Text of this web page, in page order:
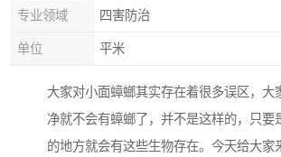
专业领域 四害防治
单位 平米
大家对小面蟑螂其实存在着很多误区，大
净就不会有蟑螂了，并不是这样的，只要
的地方就会有这些生物存在。今天给大家